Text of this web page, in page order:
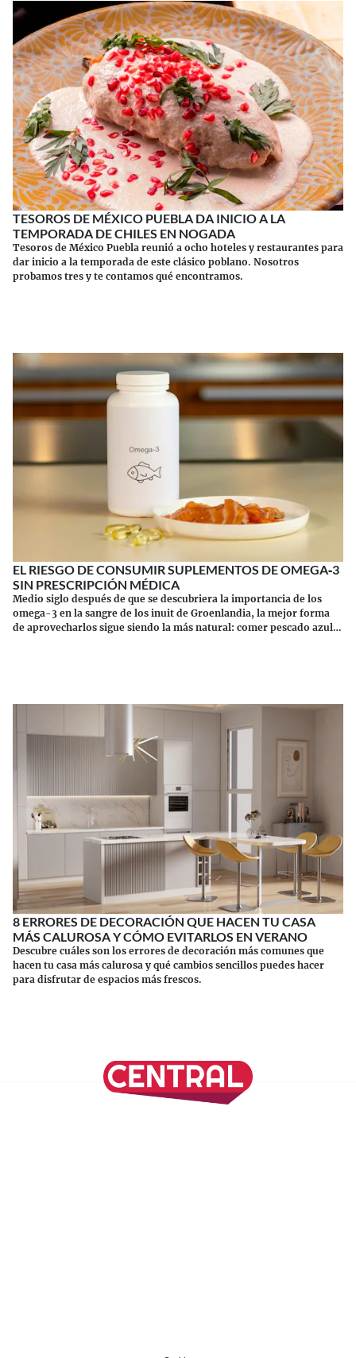
TESOROS DE MÉXICO PUEBLA DA INICIO A LA
TEMPORADA DE CHILES EN NOGADA
Tesoros de México Puebla reunió a ocho hoteles y restaurantes para
dar inicio a la temporada de este clásico poblano. Nosotros
probamos tres y te contamos qué encontramos.
EL RIESGO DE CONSUMIR SUPLEMENTOS DE OMEGA‑3
SIN PRESCRIPCIÓN MÉDICA
Medio siglo después de que se descubriera la importancia de los
omega-3 en la sangre de los inuit de Groenlandia, la mejor forma
de aprovecharlos sigue siendo la más natural: comer pescado azul.
8 ERRORES DE DECORACIÓN QUE HACEN TU CASA
MÁS CALUROSA Y CÓMO EVITARLOS EN VERANO
Descubre cuáles son los errores de decoración más comunes que
hacen tu casa más calurosa y qué cambios sencillos puedes hacer
para disfrutar de espacios más frescos.